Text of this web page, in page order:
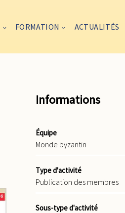
FORMATION ACTUALITÉS
Informations
Équipe
Monde byzantin
Type d'activité
Publication des membres
Sous-type d'activité